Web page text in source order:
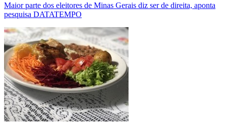
Maior parte dos eleitores de Minas Gerais diz ser de direita, aponta
pesquisa DATATEMPO